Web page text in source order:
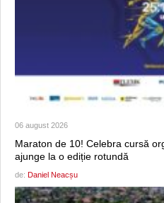
06 august 2026
Maraton de 10! Celebra cursă
ajunge la o ediție rotundă
de: Daniel Neacșu